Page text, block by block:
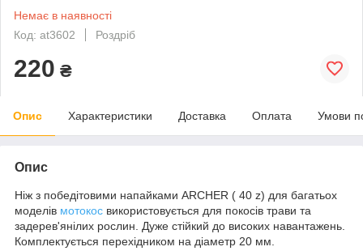
Немає в наявності
Код: at3602
Роздріб
220 ₴
Опис Характеристики Доставка Оплата Умови
Опис
Ніж з победітовими напайками ARCHER ( 40 z) для багатьох
моделів мотокос використовується для покосів трави та
задерев'янілих рослин. Дуже стійкий до високих навантажень.
Комплектується перехідником на діаметр 20 мм.